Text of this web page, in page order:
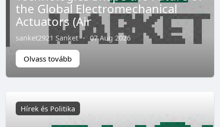
the Global Electromechanical
Actuators (Air
sanket2921 Sanket · 07 Aug 2026
Olvass tovább
Hírek és Politika